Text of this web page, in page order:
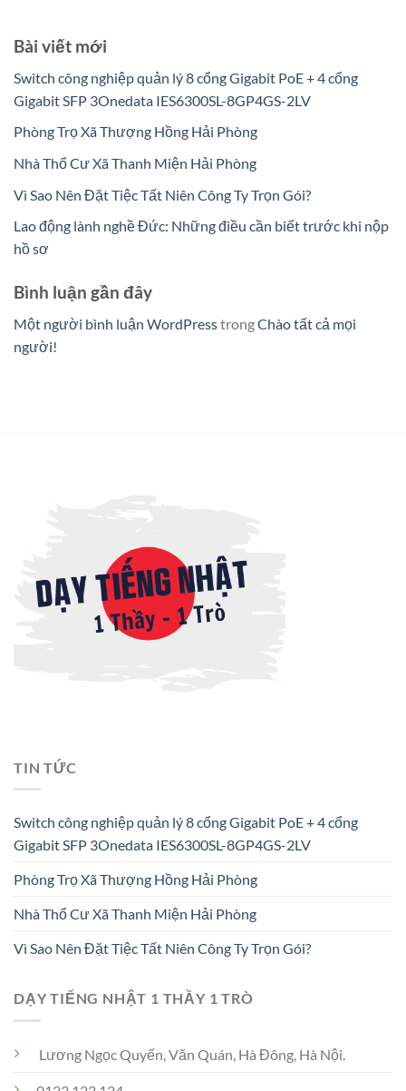
Bài viết mới
Switch công nghiệp quản lý 8 cổng Gigabit PoE + 4 cổng
Gigabit SFP 3Onedata IES6300SL-8GP4GS-2LV
Phòng Trọ Xã Thượng Hồng Hải Phòng
Nhà Thổ Cư Xã Thanh Miện Hải Phòng
Vì Sao Nên Đặt Tiệc Tất Niên Công Ty Trọn Gói?
Lao động lành nghề Đức: Những điều cần biết trước khi nộp
hồ sơ
Bình luận gần đây
Một người bình luận WordPresstrongChào tất cả mọi
người!
TIN TỨC
Switch công nghiệp quản lý 8 cổng Gigabit PoE + 4 cổng
Gigabit SFP 3Onedata IES6300SL-8GP4GS-2LV
Phòng Trọ Xã Thượng Hồng Hải Phòng
Nhà Thổ Cư Xã Thanh Miện Hải Phòng
Vì Sao Nên Đặt Tiệc Tất Niên Công Ty Trọn Gói?
DẠY TIẾNG NHẬT 1 THẦY 1 TRÒ
Lương Ngọc Quyến, Văn Quán, Hà Đông, Hà Nội.